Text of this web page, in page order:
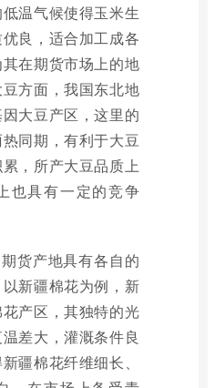
温气候使得玉米生
良，适合加工成各
在期货市场上的地
方面，我国东北地
大豆产区，这里的
同期，有利于大豆
，所产大豆品质上
也具有一定的竞争
货产地具有各自的
新疆棉花为例，新
产区，其独特的光
差大，灌溉条件良
疆棉花纤维细长、